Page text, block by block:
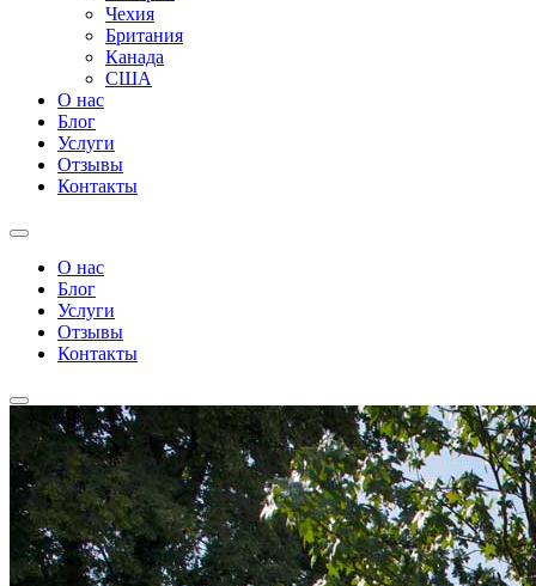
Чехия
Британия
Канада
США
О нас
Блог
Услуги
Отзывы
Контакты
О нас
Блог
Услуги
Отзывы
Контакты